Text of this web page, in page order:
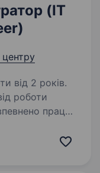
(IT
від 2 років.
vSphere /